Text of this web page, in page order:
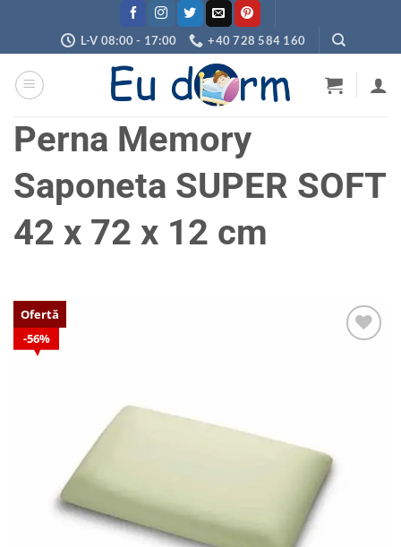
content
L-V 08:00 - 17:00 +40 728 584 160
Perna Memory
Saponeta SUPER SOFT
42 x 72 x 12 cm
56%
Ofertă